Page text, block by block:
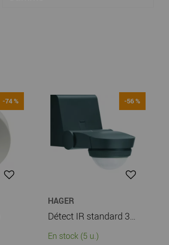
-74 % -56 %
HAGER
Détect IR standard 360 anthr (52311)
En stock (5 u.)